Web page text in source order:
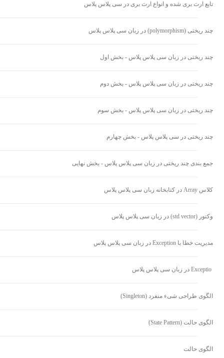
تابع ارث بری شده و انواع ارث بری در سی پلاس پلاس
چند ریختی (polymorphism) در زبان سی پلاس پلاس
چند ریختی در زبان سی پلاس پلاس - بخش اول
چند ریختی در زبان سی پلاس پلاس - بخش دوم
چند ریختی در زبان سی پلاس پلاس - بخش سوم
چند ریختی در سی پلاس پلاس - بخش چهارم
جمع بندی چند ریختی در زبان سی پلاس پلاس - بخش نهایی
کلاس Array در کتابخانه زبان سی پلاس پلاس
وکتور (std vector) در زبان سی پلاس پلاس
مدیریت خطا با Exception در زبان سی پلاس پلاس
الگوی طراحی شیء منفرد (Singleton)
الگوی حالت (State Pattern)
الگوی حالت